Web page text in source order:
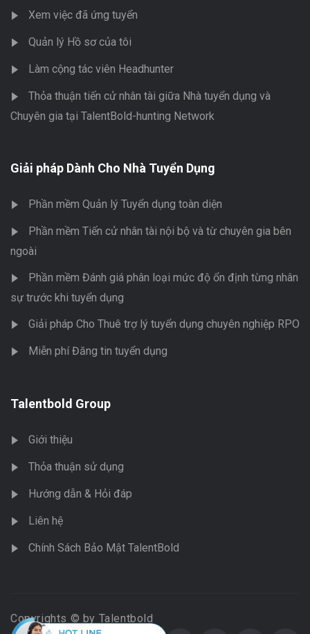
Xem việc đã ứng tuyển
Quản lý Hồ sơ của tôi
Làm cộng tác viên Headhunter
Thỏa thuận tiến cử nhân tài giữa Nhà tuyển dụng và
Chuyên gia tại TalentBold-hunting Network
Giải pháp Dành Cho Nhà Tuyển Dụng
Phần mềm Quản lý Tuyển dụng toàn diện
Phần mềm Tiến cử nhân tài nội bộ và từ chuyên gia bên
ngoài
Phần mềm Đánh giá phân loại mức độ ổn định từng nhân
sự trước khi tuyển dụng
Giải pháp Cho Thuê trợ lý tuyển dụng chuyên nghiệp RPO
Miễn phí Đăng tin tuyển dụng
Talentbold Group
Giới thiệu
Thỏa thuận sử dụng
Hướng dẫn & Hỏi đáp
Liên hệ
Chính Sách Bảo Mật TalentBold
Copyrights © by Talentbold